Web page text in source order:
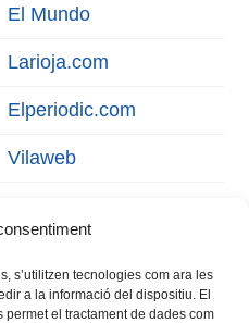
s’utilitzen tecnologies com ara les
a la informació del dispositiu. El
permet el tractament de dades com
El Mundo
Larioja.com
Elperiodic.com
Vilaweb